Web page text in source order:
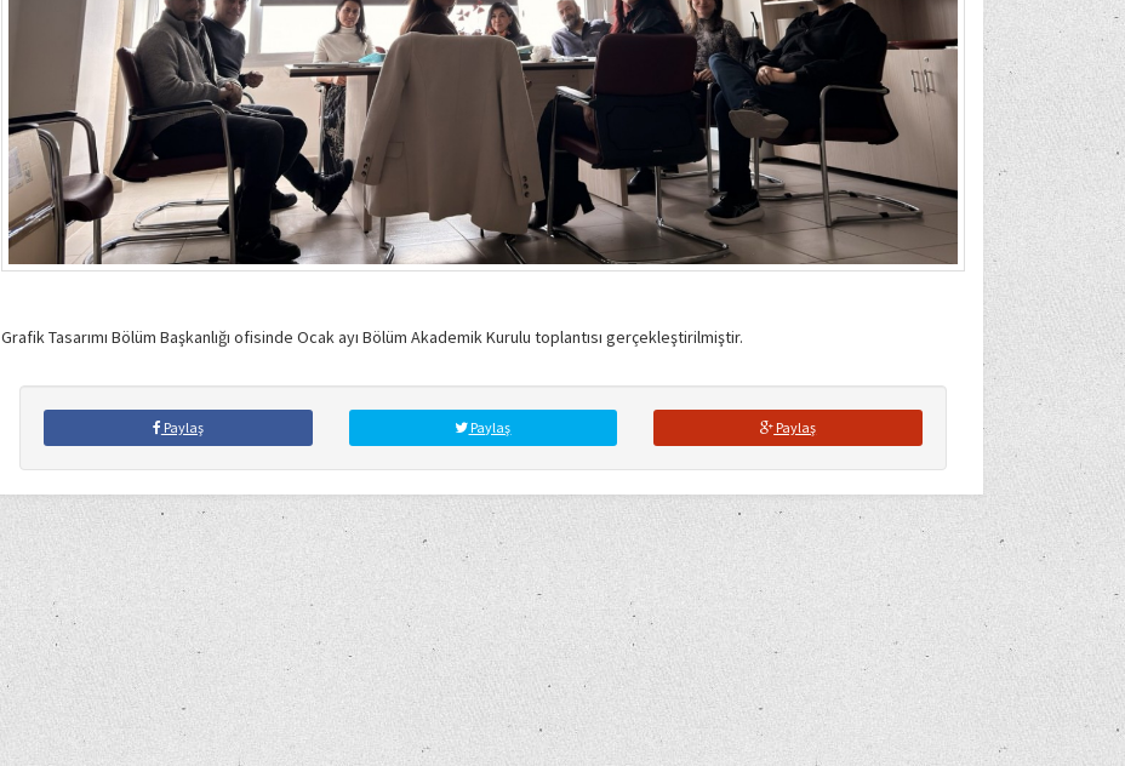
Grafik Tasarımı Bölüm Başkanlığı ofisinde Ocak ayı Bölüm Akademik Kurulu toplantısı gerçekleştirilmiştir.
Paylaş Paylaş Paylaş